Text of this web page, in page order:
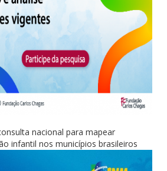
nacional para mapear
infantil nos municípios brasileiros